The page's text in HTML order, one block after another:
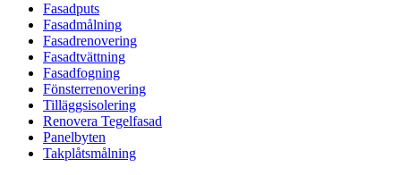
Fasadputs
Fasadmålning
Fasadrenovering
Fasadtvättning
Fasadfogning
Fönsterrenovering
Tilläggsisolering
Renovera Tegelfasad
Panelbyten
Takplåtsmålning